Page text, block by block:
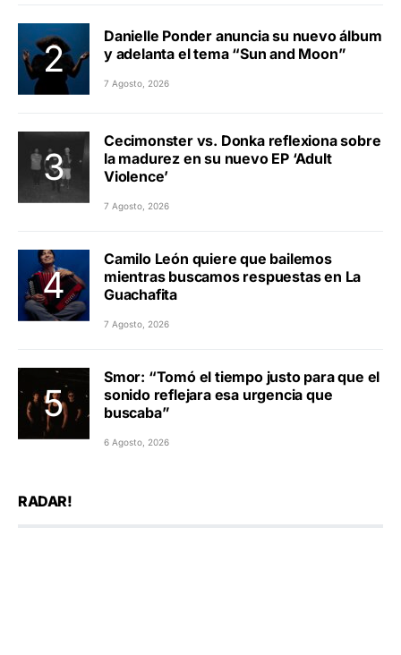
Danielle Ponder anuncia su nuevo álbum
y adelanta el tema “Sun and Moon”
7 Agosto, 2026
Cecimonster vs. Donka reflexiona sobre
la madurez en su nuevo EP ‘Adult
Violence’
7 Agosto, 2026
Camilo León quiere que bailemos
mientras buscamos respuestas en La
Guachafita
7 Agosto, 2026
Smor: “Tomó el tiempo justo para que el
sonido reflejara esa urgencia que
buscaba”
6 Agosto, 2026
RADAR!